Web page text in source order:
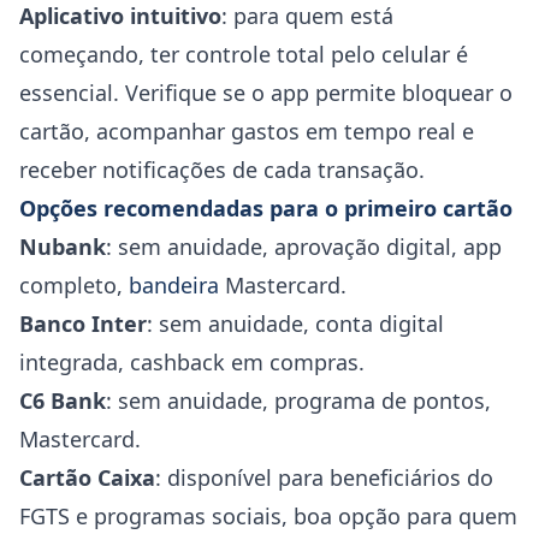
Aplicativo intuitivo: para quem está
começando, ter controle total pelo celular é
essencial. Verifique se o app permite bloquear o
cartão, acompanhar gastos em tempo real e
receber notificações de cada transação.
Opções recomendadas para o primeiro cartão
Nubank: sem anuidade, aprovação digital, app
completo, bandeira Mastercard.
Banco Inter: sem anuidade, conta digital
integrada, cashback em compras.
C6 Bank: sem anuidade, programa de pontos,
Mastercard.
Cartão Caixa: disponível para beneficiários do
FGTS e programas sociais, boa opção para quem